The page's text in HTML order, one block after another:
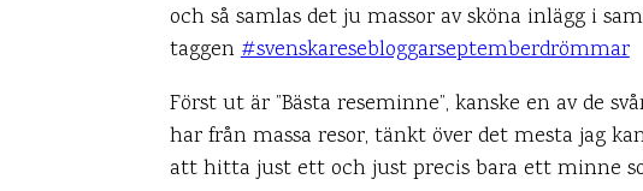
och så samlas det ju massor av sköna inlägg i
taggen#svenskaresebloggarseptemberdrömmar
Först ut är ”Bästa reseminne”, kanske en av de
har från massa resor, tänkt över det mesta jag
att hitta just ett och just precis bara ett minne